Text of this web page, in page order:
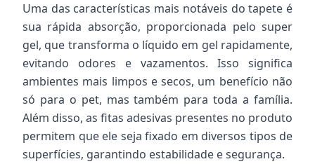
Uma das características mais notáveis do tapete é
sua rápida absorção, proporcionada pelo super
gel, que transforma o líquido em gel rapidamente,
evitando odores e vazamentos. Isso significa
ambientes mais limpos e secos, um benefício não
só para o pet, mas também para toda a família.
Além disso, as fitas adesivas presentes no produto
permitem que ele seja fixado em diversos tipos de
superfícies, garantindo estabilidade e segurança.